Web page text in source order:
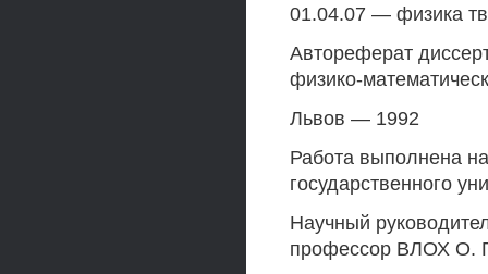
01.04.07 — физика
Автореферат
физико-
Львов — 1992
Работа выполнена
государственного
Научный
профессор ВЛОХ О.